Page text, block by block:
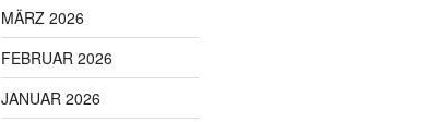
MÄRZ 2026
FEBRUAR 2026
JANUAR 2026